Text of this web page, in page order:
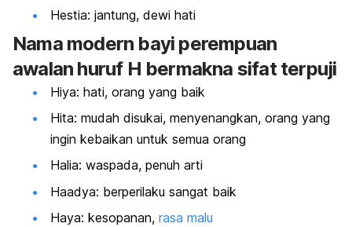
Hestia: jantung, dewi hati
Nama modern bayi perempuan
awalan huruf H bermakna sifat terpuji
Hiya: hati, orang yang baik
Hita: mudah disukai, menyenangkan, orang yang
ingin kebaikan untuk semua orang
Halia: waspada, penuh arti
Haadya: berperilaku sangat baik
Haya: kesopanan, rasa malu